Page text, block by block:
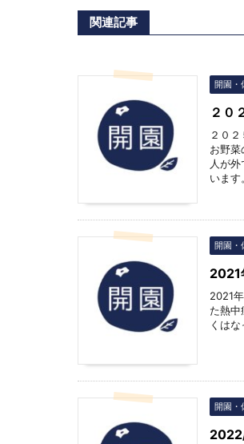
関連記事
開園・
２０
２０
お野
人が
いま
開園・
2021
た熱
くは
開園・